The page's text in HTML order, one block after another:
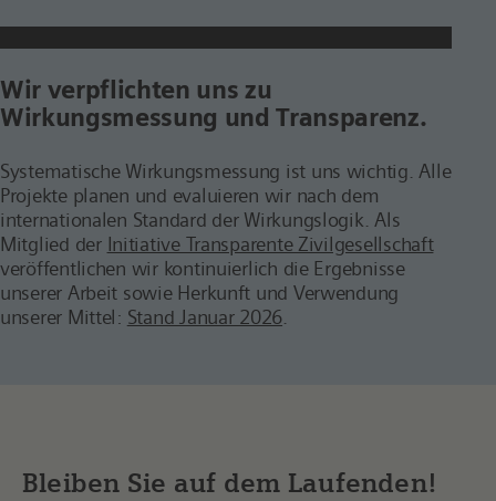
Wir verpflichten uns zu
Wirkungsmessung und Transparenz.
Systematische Wirkungsmessung ist uns wichtig. Alle
Projekte planen und evaluieren wir nach dem
internationalen Standard der Wirkungslogik. Als
Mitglied der Initiative Transparente Zivilgesellschaft
veröffentlichen wir kontinuierlich die Ergebnisse
unserer Arbeit sowie Herkunft und Verwendung
unserer Mittel: Stand Januar 2026.
Bleiben Sie auf dem Laufenden!